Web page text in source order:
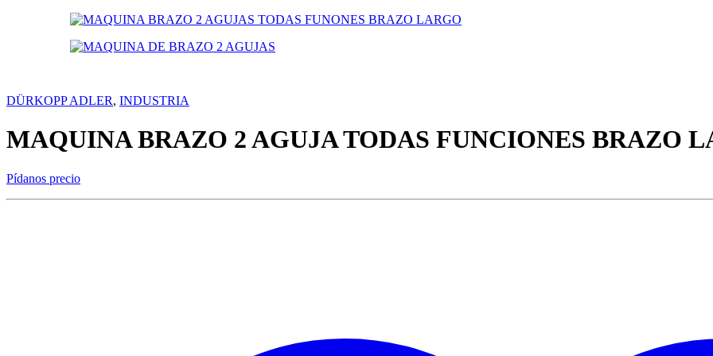
DÜRKOPP ADLER, INDUSTRIA
MAQUINA BRAZO 2 AGUJA TODAS FUNCIONES BRAZO
Pídanos precio